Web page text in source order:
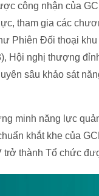
công nhận của
tham gia các
Phiên Đối thoại
Hội nghị thượng
sâu khảo sát
minh năng lực
khắt khe của
thành Tổ chức